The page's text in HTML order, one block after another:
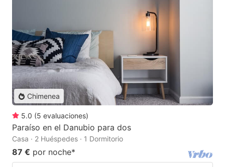
Chimenea
5.0 (5 evaluaciones)
Paraíso en el Danubio para dos
Casa · 2 Huéspedes · 1 Dormitorio
87 € por noche*